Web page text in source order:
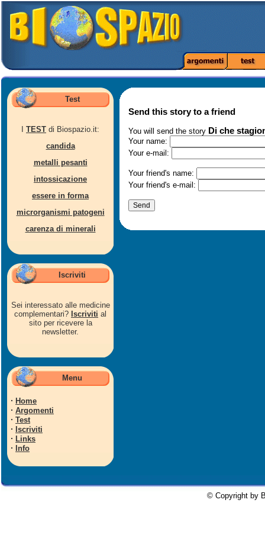
Test
TEST di Biospazio.it:
candida
metalli pesanti
intossicazione
essere in forma
microrganismi patogeni
carenza di minerali
Iscriviti
Sei interessato alle medicine
complementari? Iscriviti al
sito per ricevere la
newsletter.
Menu
· Home
· Argomenti
· Test
· Iscriviti
· Links
· Info
Send this story to a friend
You will send the story Di che
Your name:
Your e-mail:
Your friend's name:
Your friend's e-mail:
© Copyright by